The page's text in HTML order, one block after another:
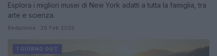
Esplora i migliori musei di New York adatti a tutta la famiglia, tra
arte e scienza.
Redazione · 26 Feb 2025
1 GIORNO OUT